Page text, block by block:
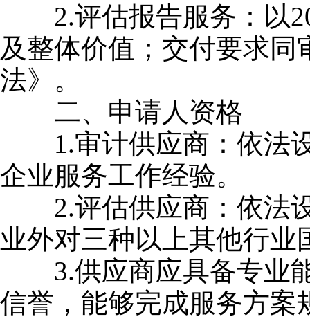
2.评估报告服务：以
及整体价值；交付要求
法》。
二、申请人资格
1.审计供应商：依法设
企业服务工作经验。
2.评估供应商：依法设
业外对三种以上其他行
3.供应商应具备专业能
信誉，能够完成服务方案